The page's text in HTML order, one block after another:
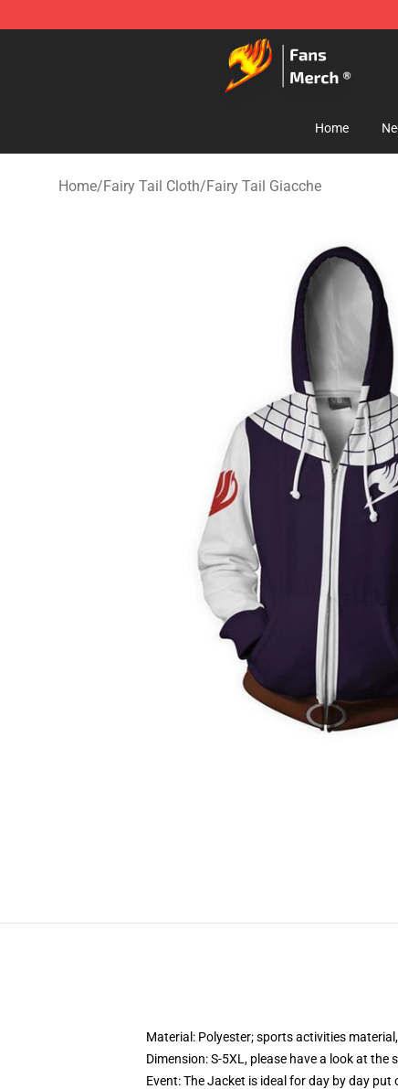
Fairy Tail Store - Official Fairy Tail Merchandise Shop
Home
Home/Fairy Tail Cloth/Fairy Tail Giacche
Material: Polyester; sports activities
Dimension: S-5XL, please have a look at
Event: The Jacket is ideal for day by day